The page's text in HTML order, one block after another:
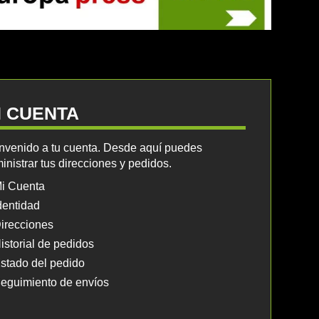
CUENTA
a tu cuenta. Desde aquí puedes
tus direcciones y pedidos.
Cuenta
de pedidos
del pedido
de envíos